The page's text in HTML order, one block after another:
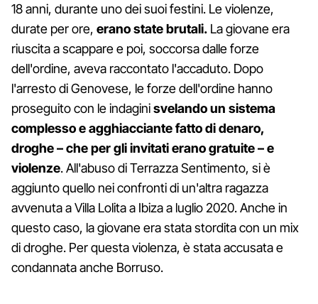
18 anni, durante uno dei suoi festini. Le violenze,
durate per ore, erano state brutali. La giovane era
riuscita a scappare e poi, soccorsa dalle forze
dell'ordine, aveva raccontato l'accaduto. Dopo
l'arresto di Genovese, le forze dell'ordine hanno
proseguito con le indaginisvelando un sistema
complesso e agghiacciante fatto di denaro,
droghe – che per gli invitati erano gratuite – e
violenze. All'abuso di Terrazza Sentimento, si è
aggiunto quello nei confronti di un'altra ragazza
avvenuta a Villa Lolita a Ibiza a luglio 2020. Anche in
questo caso, la giovane era stata stordita con un mix
di droghe. Per questa violenza, è stata accusata e
condannata anche Borruso.